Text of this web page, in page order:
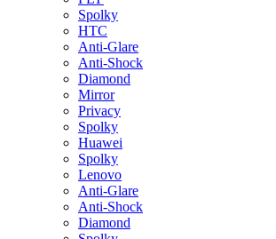
Spolky
HTC
Anti-Glare
Anti-Shock
Diamond
Mirror
Privacy
Spolky
Huawei
Spolky
Lenovo
Anti-Glare
Anti-Shock
Diamond